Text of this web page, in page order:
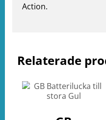
Relaterade
Action.